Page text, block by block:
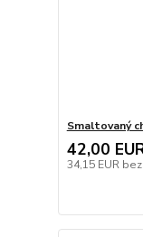
Smaltovaný
42,00
34,15 EUR